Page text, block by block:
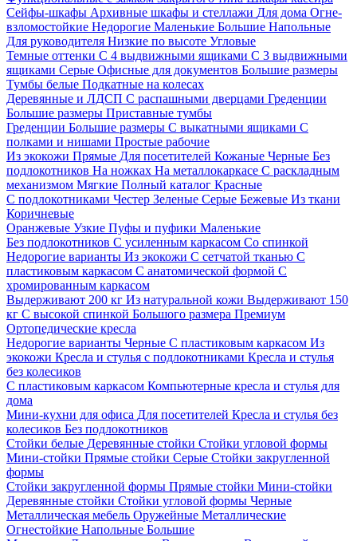
Сейфы-шкафы Архивные шкафы и стеллажи Для дома Огне-
взломостойкие Недорогие Маленькие Большие Напольные
Для руководителя Низкие по высоте Угловые
Темные оттенки С 4 выдвижными ящиками С 3 выдвижными
ящиками Серые Офисные для документов Большие размеры
Тумбы белые Подкатные на колесах
Деревянные и ЛДСП С распашными дверцами Греденции
Большие размеры Приставные тумбы
Греденции Большие размеры С выкатными ящиками С
полками и нишами Простые рабочие
Из экокожи Прямые Для посетителей Кожаные Черные Без
подлокотников На ножках На металлокаркасе С раскладным
механизмом Мягкие Полный каталог Красные
С подлокотниками Честер Зеленые Серые Бежевые Из ткани
Коричневые
Оранжевые Узкие Пуфы и пуфики Маленькие
Без подлокотников С усиленным каркасом Со спинкой
Недорогие варианты Из экокожи С сетчатой тканью С
пластиковым каркасом С анатомической формой С
хромированным каркасом
Выдерживают 200 кг Из натуральной кожи Выдерживают 150
кг С высокой спинкой Большого размера Премиум
Ортопедические кресла
Недорогие варианты Черные С пластиковым каркасом Из
экокожи Кресла и стулья с подлокотниками Кресла и стулья
без колесиков
С пластиковым каркасом Компьютерные кресла и стулья для
дома
Мини-кухни для офиса Для посетителей Кресла и стулья без
колесиков Без подлокотников
Стойки белые Деревянные стойки Стойки угловой формы
Мини-стойки Прямые стойки Серые Стойки закругленной
формы
Стойки закругленной формы Прямые стойки Мини-стойки
Деревянные стойки Стойки угловой формы Черные
Металлическая мебель Оружейные Металлические
Огнестойкие Напольные Большие